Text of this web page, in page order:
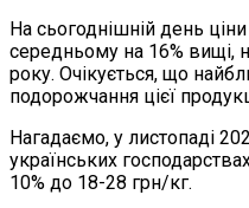
На сьогоднішній день
середньому на 16% вищі,
року. Очікується, що
подорожчання цієї
Нагадаємо, у листопаді
українських
10% до 18-28 грн/кг.